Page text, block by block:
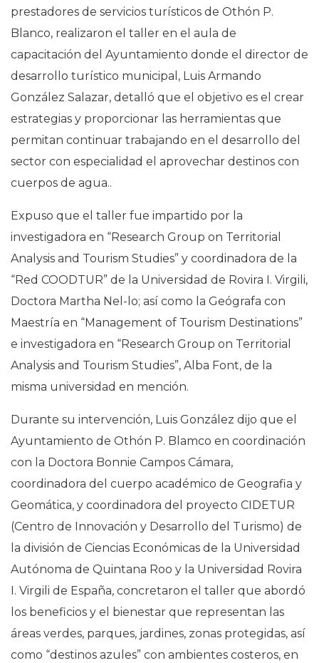
prestadores de servicios turísticos de Othón P.
Blanco, realizaron el taller en el aula de
capacitación del Ayuntamiento donde el director de
desarrollo turístico municipal, Luis Armando
González Salazar, detalló que el objetivo es el crear
estrategias y proporcionar las herramientas que
permitan continuar trabajando en el desarrollo del
sector con especialidad el aprovechar destinos con
cuerpos de agua..
Expuso que el taller fue impartido por la
investigadora en “Research Group on Territorial
Analysis and Tourism Studies” y coordinadora de la
“Red COODTUR” de la Universidad de Rovira I. Virgili,
Doctora Martha Nel-lo; así como la Geógrafa con
Maestría en “Management of Tourism Destinations”
e investigadora en “Research Group on Territorial
Analysis and Tourism Studies”, Alba Font, de la
misma universidad en mención.
Durante su intervención, Luis González dijo que el
Ayuntamiento de Othón P. Blamco en coordinación
con la Doctora Bonnie Campos Cámara,
coordinadora del cuerpo académico de Geografia y
Geomática, y coordinadora del proyecto CIDETUR
(Centro de Innovación y Desarrollo del Turismo) de
la división de Ciencias Económicas de la Universidad
Autónoma de Quintana Roo y la Universidad Rovira
I. Virgili de España, concretaron el taller que abordó
los beneficios y el bienestar que representan las
áreas verdes, parques, jardines, zonas protegidas, así
como “destinos azules” con ambientes costeros, en